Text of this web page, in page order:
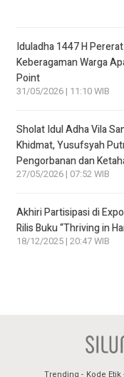
Iduladha 1447 H
Keberagaman Warga
Point
31/05/2026 | 11:10 WIB
Sholat Idul Adha Vila
Khidmat, Yusufsyah
Pengorbanan dan
27/05/2026 | 07:52 WIB
Akhiri Partisipasi di
Rilis Buku “Thriving in
18/12/2025 | 20:47 WIB
Trending Kode Etik